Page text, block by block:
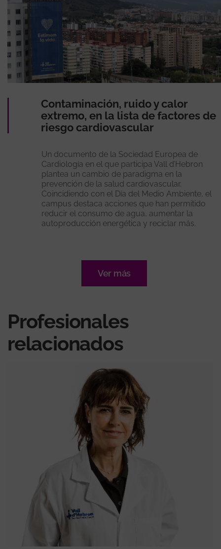
Contaminación, ruido y calor
extremo, en la lista de factores de
riesgo cardiovascular
Un documento de la Sociedad Europea de
Cardiología en el que participa Vall d’Hebron
plantea un cambio de paradigma en la
prevención de la salud cardiovascular.
Coincidiendo con el Día del Medio Ambiente, el
campus destaca acciones que han permitido
reducir el consumo de agua, aumentar la
autoproducción energética y reciclar más.
Ver más
Profesionales
relacionados